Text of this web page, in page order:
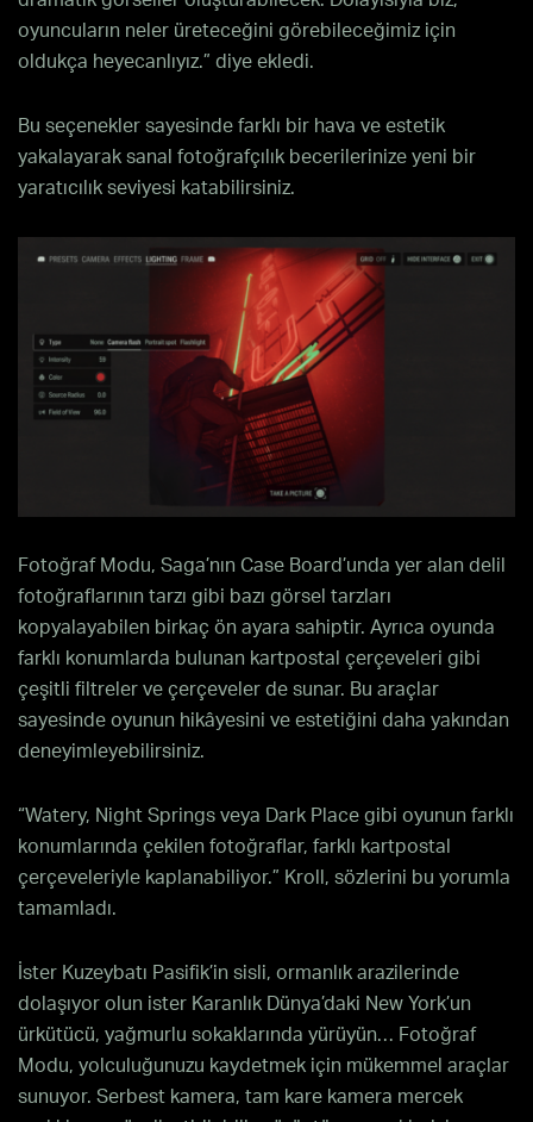
oyuncuların neler üreteceğini görebileceğimiz için
oldukça heyecanlıyız.” diye ekledi.
Bu seçenekler sayesinde farklı bir hava ve estetik
yakalayarak sanal fotoğrafçılık becerilerinize yeni bir
yaratıcılık seviyesi katabilirsiniz.
Fotoğraf Modu, Saga’nın Case Board’unda yer alan delil
fotoğraflarının tarzı gibi bazı görsel tarzları
kopyalayabilen birkaç ön ayara sahiptir. Ayrıca oyunda
farklı konumlarda bulunan kartpostal çerçeveleri gibi
çeşitli filtreler ve çerçeveler de sunar. Bu araçlar
sayesinde oyunun hikâyesini ve estetiğini daha yakından
deneyimleyebilirsiniz.
“Watery, Night Springs veya Dark Place gibi oyunun farklı
konumlarında çekilen fotoğraflar, farklı kartpostal
çerçeveleriyle kaplanabiliyor.” Kroll, sözlerini bu yorumla
tamamladı.
İster Kuzeybatı Pasifik’in sisli, ormanlık arazilerinde
dolaşıyor olun ister Karanlık Dünya’daki New York’un
ürkütücü, yağmurlu sokaklarında yürüyün… Fotoğraf
Modu, yolculuğunuzu kaydetmek için mükemmel araçlar
sunuyor. Serbest kamera, tam kare kamera mercek